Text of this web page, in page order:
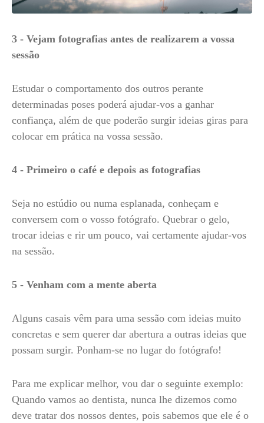
3 - Vejam fotografias antes de realizarem a vossa
sessão
Estudar o comportamento dos outros perante
determinadas poses poderá ajudar-vos a ganhar
confiança, além de que poderão surgir ideias giras para
colocar em prática na vossa sessão.
4 - Primeiro o café e depois as fotografias
Seja no estúdio ou numa esplanada, conheçam e
conversem com o vosso fotógrafo. Quebrar o gelo,
trocar ideias e rir um pouco, vai certamente ajudar-vos
na sessão.
5 - Venham com a mente aberta
Alguns casais vêm para uma sessão com ideias muito
concretas e sem querer dar abertura a outras ideias que
possam surgir. Ponham-se no lugar do fotógrafo!
Para me explicar melhor, vou dar o seguinte exemplo:
Quando vamos ao dentista, nunca lhe dizemos como
deve tratar dos nossos dentes, pois sabemos que ele é o